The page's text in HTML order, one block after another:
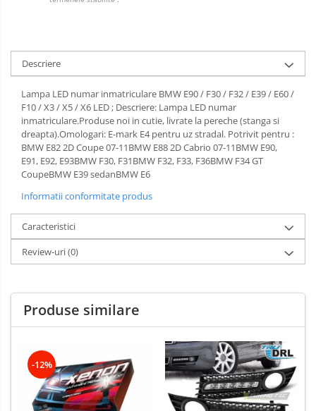
Descriere
Lampa LED numar inmatriculare BMW E90 / F30 / F32 / E39 / E60 /
F10 / X3 / X5 / X6 LED ; Descriere: Lampa LED numar
inmatriculare.Produse noi in cutie, livrate la pereche (stanga si
dreapta).Omologari: E-mark E4 pentru uz stradal. Potrivit pentru :
BMW E82 2D Coupe 07-11BMW E88 2D Cabrio 07-11BMW E90,
E91, E92, E93BMW F30, F31BMW F32, F33, F36BMW F34 GT
CoupeBMW E39 sedanBMW E6
Informatii conformitate produs
Caracteristici
Review-uri(0)
Produse similare
-12%